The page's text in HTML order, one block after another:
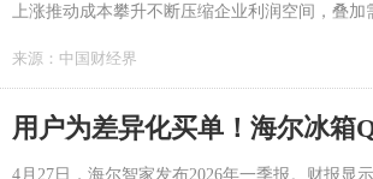
上涨推动成本攀升不断压缩企业利润空间，叠加
来源： 中国财经界
用户为差异化买单！海尔冰箱
4月27日，海尔智家发布2026年一季报。财报显